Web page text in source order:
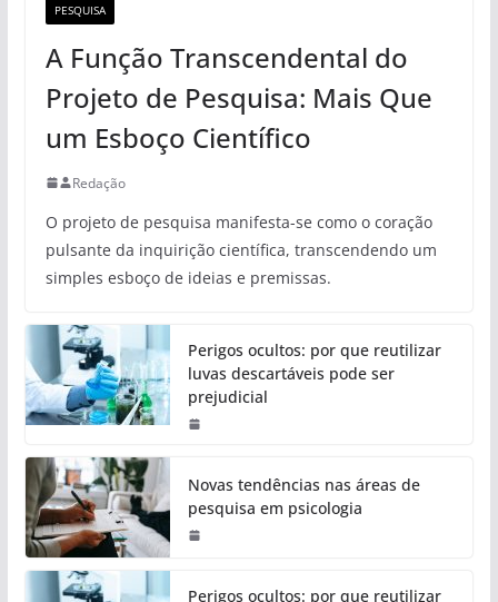
PESQUISA
A Função Transcendental do
Projeto de Pesquisa: Mais Que
um Esboço Científico
Redação
O projeto de pesquisa manifesta-se como o coração
pulsante da inquirição científica, transcendendo um
simples esboço de ideias e premissas.
Perigos ocultos: por que reutilizar
luvas descartáveis pode ser
prejudicial
Novas tendências nas áreas de
pesquisa em psicologia
Perigos ocultos: por que reutilizar